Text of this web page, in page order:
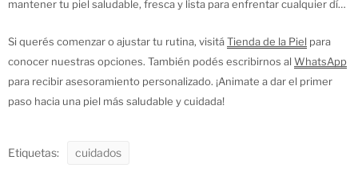
mantener tu piel saludable, fresca y lista para enfrentar cualquier día.
Si querés comenzar o ajustar tu rutina, visitáTienda de la Piel para
conocer nuestras opciones. También podés escribirnos al WhatsApp
para recibir asesoramiento personalizado. ¡Animate a dar el primer
paso hacia una piel más saludable y cuidada!
Etiquetas: cuidados